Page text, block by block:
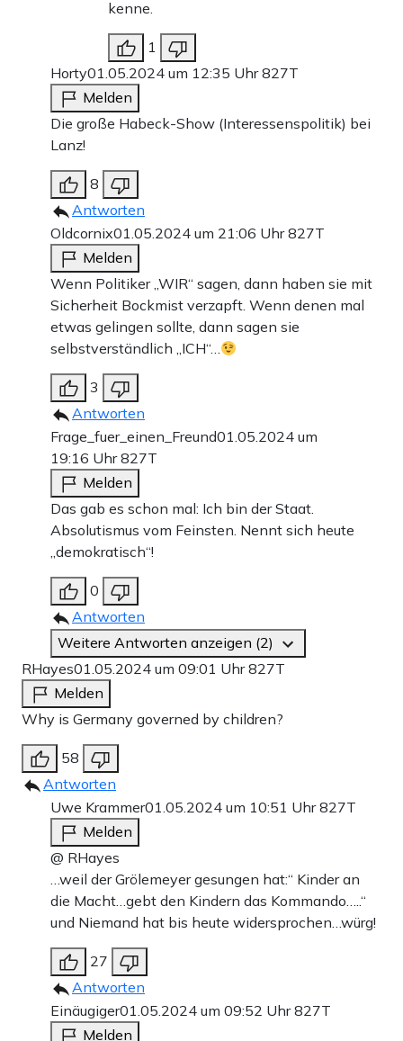
kenne.
1
Horty01.05.2024 um 12:35 Uhr827T
Melden
Die große Habeck-Show (Interessenspolitik) bei
Lanz!
8
Antworten
Oldcornix01.05.2024 um 21:06 Uhr827T
Melden
Wenn Politiker „WIR“ sagen, dann haben sie mit
Sicherheit Bockmist verzapft. Wenn denen mal
etwas gelingen sollte, dann sagen sie
selbstverständlich „ICH“…
3
Antworten
Frage_fuer_einen_Freund01.05.2024 um
19:16 Uhr827T
Melden
Das gab es schon mal: Ich bin der Staat.
Absolutismus vom Feinsten. Nennt sich heute
„demokratisch“!
0
Antworten
Weitere Antworten anzeigen (2)
RHayes01.05.2024 um 09:01 Uhr827T
Melden
Why is Germany governed by children?
58
Antworten
Uwe Krammer01.05.2024 um 10:51 Uhr827T
Melden
@ RHayes
…weil der Grölemeyer gesungen hat:“ Kinder an
die Macht…gebt den Kindern das Kommando…..“
und Niemand hat bis heute widersprochen…würg!
27
Antworten
Einäugiger01.05.2024 um 09:52 Uhr827T
Melden